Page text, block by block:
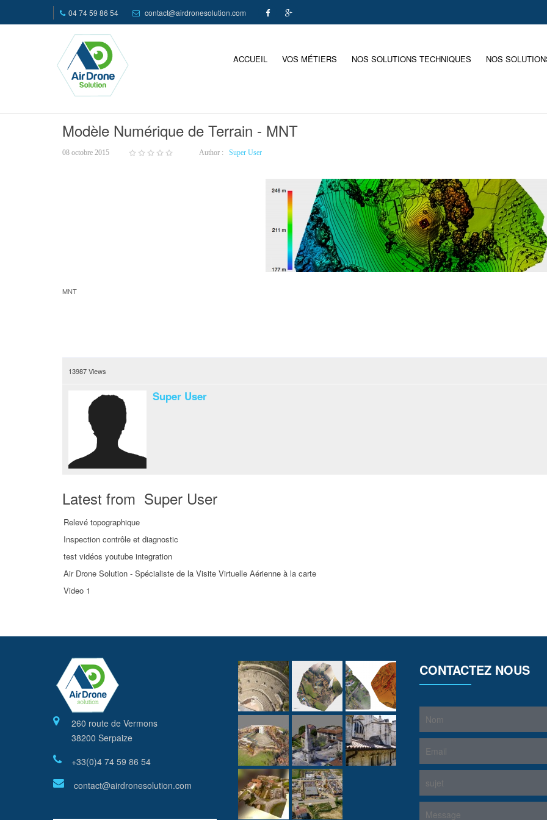
04 74 59 86 54 contact@airdronesolution.com
ACCUEIL VOS MÉTIERS NOS SOLUTIONS TECHNIQUES NOS
Modèle Numérique de Terrain - MNT
08 octobre 2015 Author : Super User
MNT
13987 Views
Super User
Latest from Super User
Relevé topographique
Inspection contrôle et diagnostic
test vidéos youtube integration
Air Drone Solution - Spécialiste de la Visite Virtuelle Aérienne à la carte
Video 1
260 route de Vermons
38200 Serpaize
+33(0)4 74 59 86 54
contact@airdronesolution.com
CONTACTEZ NOUS